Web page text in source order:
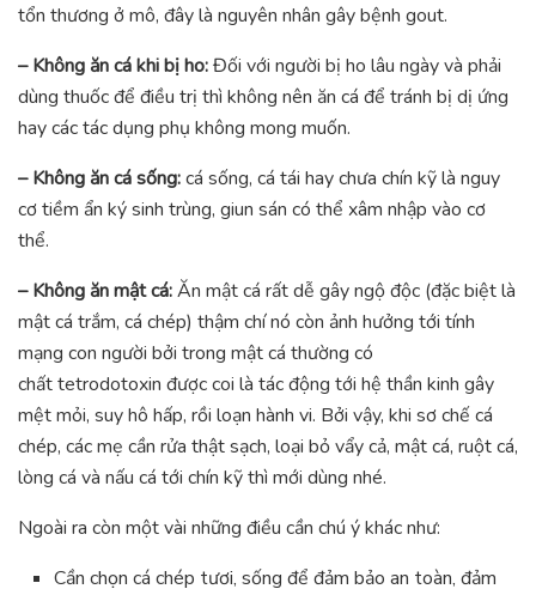
tổn thương ở mô, đây là nguyên nhân gây bệnh gout.
– Không ăn cá khi bị ho:Đối với người bị ho lâu ngày và phải
dùng thuốc để điều trị thì không nên ăn cá để tránh bị dị ứng
hay các tác dụng phụ không mong muốn.
– Không ăn cá sống:cá sống, cá tái hay chưa chín kỹ là nguy
cơ tiềm ẩn ký sinh trùng, giun sán có thể xâm nhập vào cơ
thể.
– Không ăn mật cá:Ăn mật cá rất dễ gây ngộ độc (đặc biệt là
mật cá trắm, cá chép) thậm chí nó còn ảnh hưởng tới tính
mạng con người bởi trong mật cá thường có
chất tetrodotoxin được coi là tác động tới hệ thần kinh gây
mệt mỏi, suy hô hấp, rồi loạn hành vi. Bởi vậy, khi sơ chế cá
chép, các mẹ cần rửa thật sạch, loại bỏ vẩy cả, mật cá, ruột cá,
lòng cá và nấu cá tới chín kỹ thì mới dùng nhé.
Ngoài ra còn một vài những điều cần chú ý khác như:
Cần chọn cá chép tươi, sống để đảm bảo an toàn, đảm